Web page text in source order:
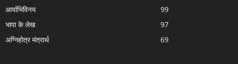
आर्याभिविनय
99
भापा के लेख
97
अग्निहोत्र मंत्रार्थ
69